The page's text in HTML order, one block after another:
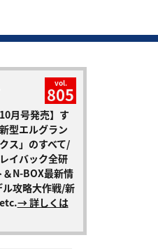
vol.
805
月号発売】す
型エルグラン
ス」のすべて/
イバック全研
N-BOX最新情
攻略大作戦/新
→ 詳しくは